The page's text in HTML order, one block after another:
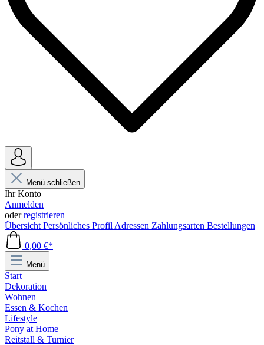
Menü schließen
Ihr Konto
Anmelden
oderregistrieren
Übersicht Persönliches Profil Adressen Zahlungsarten Bestellungen
0,00 €*
Menü
Start
Dekoration
Wohnen
Essen & Kochen
Lifestyle
Pony at Home
Reitstall & Turnier